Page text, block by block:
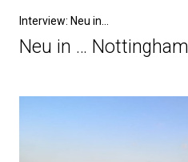
Interview: Neu in...
Neu in … Nottingham